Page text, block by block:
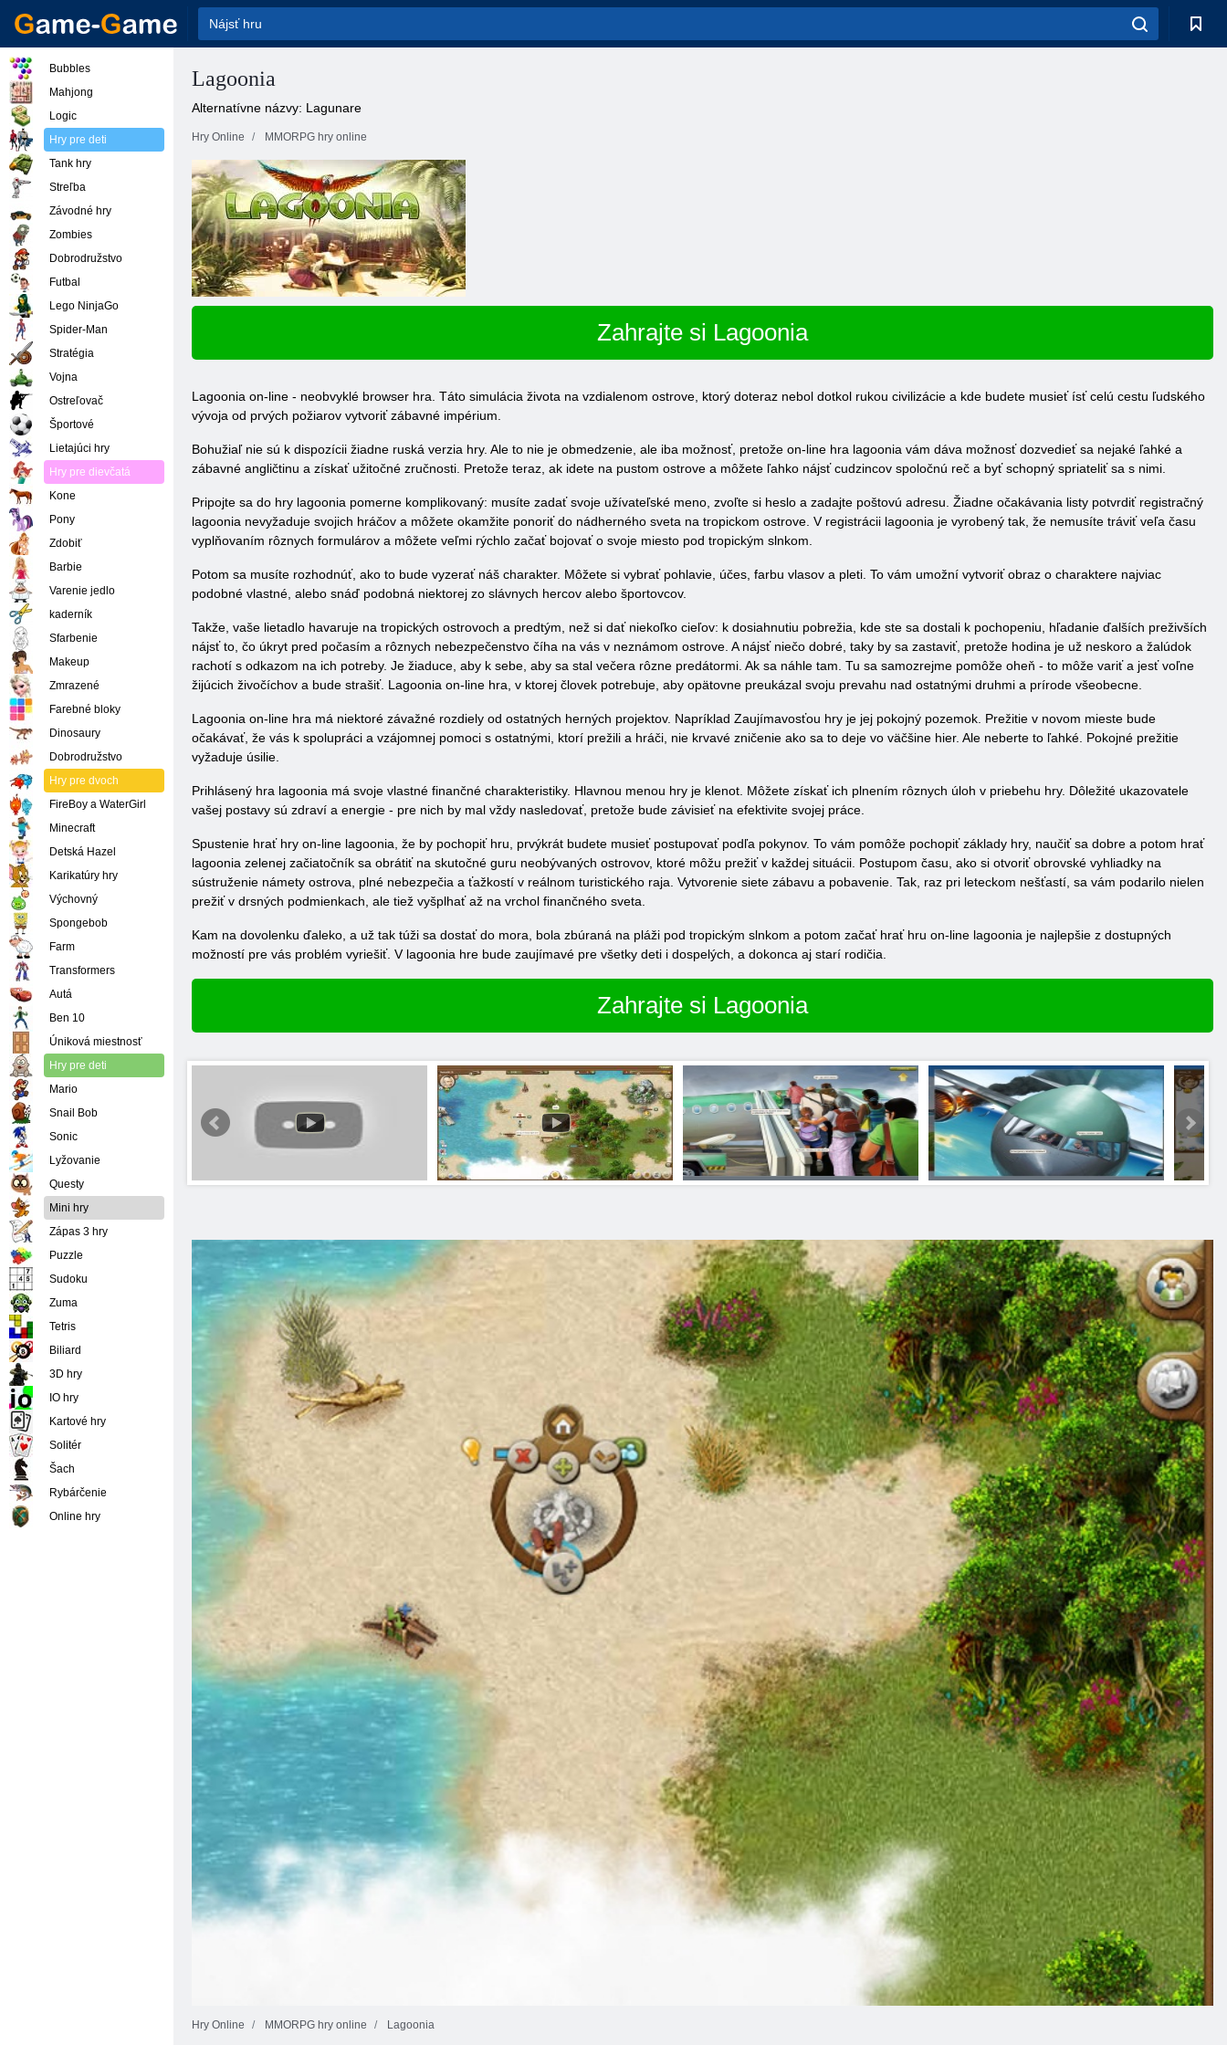
Lagoonia
Alternatívne názvy: Lagunare
Hry Online MMORPG hry online
Zahrajte si Lagoonia
Lagoonia on-line - neobvyklé browser hra. Táto simulácia života na vzdialenom ostrove, ktorý doteraz nebol dotkol rukou civilizácie a kde budete musieť ísť celú cestu ľudského
vývoja od prvých požiarov vytvoriť zábavné impérium.
Bohužiaľ nie sú k dispozícii žiadne ruská verzia hry. Ale to nie je obmedzenie, ale iba možnosť, pretože on-line hra lagoonia vám dáva možnosť dozvedieť sa nejaké ľahké a
zábavné angličtinu a získať užitočné zručnosti. Pretože teraz, ak idete na pustom ostrove a môžete ľahko nájsť cudzincov spoločnú reč a byť schopný spriateliť sa s nimi.
Pripojte sa do hry lagoonia pomerne komplikovaný: musíte zadať svoje užívateľské meno, zvoľte si heslo a zadajte poštovú adresu. Žiadne očakávania listy potvrdiť registračný
lagoonia nevyžaduje svojich hráčov a môžete okamžite ponoriť do nádherného sveta na tropickom ostrove. V registrácii lagoonia je vyrobený tak, že nemusíte tráviť veľa času
vyplňovaním rôznych formulárov a môžete veľmi rýchlo začať bojovať o svoje miesto pod tropickým slnkom.
Potom sa musíte rozhodnúť, ako to bude vyzerať náš charakter. Môžete si vybrať pohlavie, účes, farbu vlasov a pleti. To vám umožní vytvoriť obraz o charaktere najviac
podobné vlastné, alebo snáď podobná niektorej zo slávnych hercov alebo športovcov.
Takže, vaše lietadlo havaruje na tropických ostrovoch a predtým, než si dať niekoľko cieľov: k dosiahnutiu pobrežia, kde ste sa dostali k pochopeniu, hľadanie ďalších preživších
nájsť to, čo úkryt pred počasím a rôznych nebezpečenstvo číha na vás v neznámom ostrove. A nájsť niečo dobré, taky by sa zastaviť, pretože hodina je už neskoro a žalúdok
rachotí s odkazom na ich potreby. Je žiaduce, aby k sebe, aby sa stal večera rôzne predátormi. Ak sa náhle tam. Tu sa samozrejme pomôže oheň - to môže variť a jesť voľne
žijúcich živočíchov a bude strašiť. Lagoonia on-line hra, v ktorej človek potrebuje, aby opätovne preukázal svoju prevahu nad ostatnými druhmi a prírode všeobecne.
Lagoonia on-line hra má niektoré závažné rozdiely od ostatných herných projektov. Napríklad Zaujímavosťou hry je jej pokojný pozemok. Prežitie v novom mieste bude
očakávať, že vás k spolupráci a vzájomnej pomoci s ostatnými, ktorí prežili a hráči, nie krvavé zničenie ako sa to deje vo väčšine hier. Ale neberte to ľahké. Pokojné prežitie
vyžaduje úsilie.
Prihlásený hra lagoonia má svoje vlastné finančné charakteristiky. Hlavnou menou hry je klenot. Môžete získať ich plnením rôznych úloh v priebehu hry. Dôležité ukazovatele
vašej postavy sú zdraví a energie - pre nich by mal vždy nasledovať, pretože bude závisieť na efektivite svojej práce.
Spustenie hrať hry on-line lagoonia, že by pochopiť hru, prvýkrát budete musieť postupovať podľa pokynov. To vám pomôže pochopiť základy hry, naučiť sa dobre a potom hrať
lagoonia zelenej začiatočník sa obrátiť na skutočné guru neobývaných ostrovov, ktoré môžu prežiť v každej situácii. Postupom času, ako si otvoriť obrovské vyhliadky na
sústruženie námety ostrova, plné nebezpečia a ťažkostí v reálnom turistického raja. Vytvorenie siete zábavu a pobavenie. Tak, raz pri leteckom nešťastí, sa vám podarilo nielen
prežiť v drsných podmienkach, ale tiež vyšplhať až na vrchol finančného sveta.
Kam na dovolenku ďaleko, a už tak túži sa dostať do mora, bola zbúraná na pláži pod tropickým slnkom a potom začať hrať hru on-line lagoonia je najlepšie z dostupných
možností pre vás problém vyriešiť. V lagoonia hre bude zaujímavé pre všetky deti i dospelých, a dokonca aj starí rodičia.
Zahrajte si Lagoonia
Hry Online MMORPG hry online Lagoonia
Bubbles
Mahjong
Logic
Hry pre deti
Tank hry
Streľba
Závodné hry
Zombies
Dobrodružstvo
Futbal
Lego NinjaGo
Spider-Man
Stratégia
Vojna
Ostreľovač
Športové
Lietajúci hry
Hry pre dievčatá
Kone
Pony
Zdobiť
Barbie
Varenie jedlo
kaderník
Sfarbenie
Makeup
Zmrazené
Farebné bloky
Dinosaury
Dobrodružstvo
Hry pre dvoch
FireBoy a WaterGirl
Minecraft
Detská Hazel
Karikatúry hry
Výchovný
Spongebob
Farm
Transformers
Autá
Ben 10
Úniková miestnosť
Hry pre deti
Mario
Snail Bob
Sonic
Lyžovanie
Questy
Mini hry
Zápas 3 hry
Puzzle
Sudoku
Zuma
Tetris
Biliard
3D hry
IO hry
Kartové hry
Solitér
Šach
Rybárčenie
Online hry